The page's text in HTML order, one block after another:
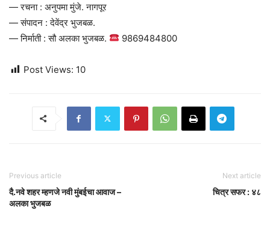
— रचना : अनुपमा मुंजे. नागपूर
— संपादन : देवेंद्र भुजबळ.
— निर्माती : सौ अलका भुजबळ.
9869484800
Post Views: 10
Previous article
दै.नवे शहर म्हणजे नवी मुंबईचा आवाज –
अलका भुजबळ
Next article
चित्र सफर : ४८